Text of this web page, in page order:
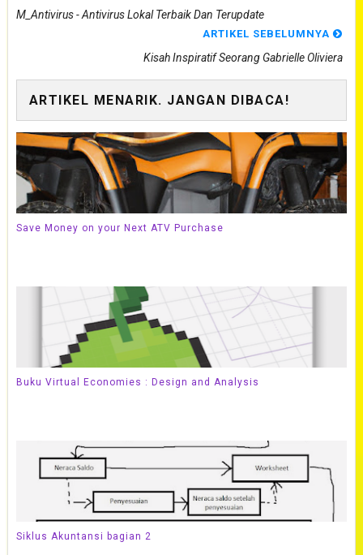
M_Antivirus - Antivirus Lokal Terbaik Dan Terupdate
ARTIKEL SEBELUMNYA
Kisah Inspiratif Seorang Gabrielle Oliviera
ARTIKEL MENARIK. JANGAN DIBACA!
Save Money on your Next ATV Purchase
Buku Virtual Economies : Design and Analysis
Siklus Akuntansi bagian 2